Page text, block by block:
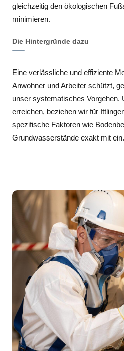
gleichzeitig den ökologischen
minimieren.
Die Hintergründe dazu
Eine verlässliche und effiziente
Anwohner und Arbeiter schützt,
unser systematisches Vorgehen.
erreichen, beziehen wir für
spezifische Faktoren wie
Grundwasserstände exakt mit ein.